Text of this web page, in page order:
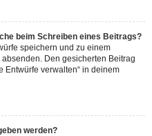
beim Schreiben eines Beitrags?
speichern und zu einem
Den gesicherten Beitrag
Entwürfe verwalten“ in deinem
werden?